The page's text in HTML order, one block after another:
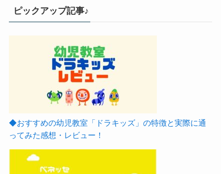
ピックアップ記事♪
◆おすすめの幼児教室「ドラキッズ」の特徴と実際に通
ってみた感想・レビュー！